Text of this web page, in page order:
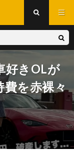
好きOLが
費を赤裸々